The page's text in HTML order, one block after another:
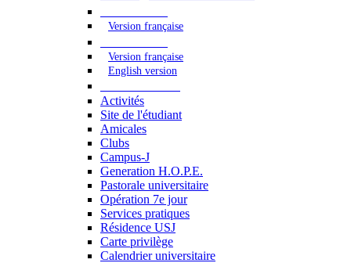
Version française
Version française
English version
Activités
Site de l'étudiant
Amicales
Clubs
Campus-J
Generation H.O.P.E.
Pastorale universitaire
Opération 7e jour
Services pratiques
Résidence USJ
Carte privilège
Calendrier universitaire